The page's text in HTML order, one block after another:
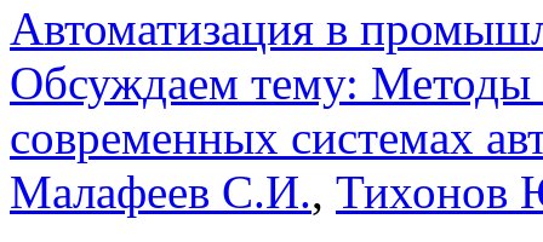
Автоматизация в
Обсуждаем тему:
современных системах
Малафеев С.И., Тихонов